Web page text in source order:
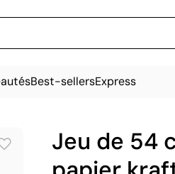
Best-sellersExpress
Jeu de 54